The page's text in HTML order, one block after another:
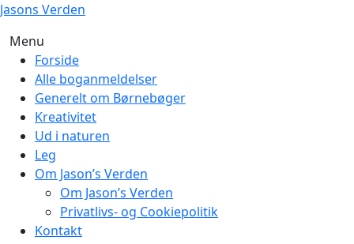
Skip
content
Jasons Verden
Menu
Forside
Alle boganmeldelser
Generelt om Børnebøger
Kreativitet
Ud i naturen
Leg
Om Jason’s Verden
Om Jason’s Verden
Privatlivs- og Cookiepolitik
Kontakt